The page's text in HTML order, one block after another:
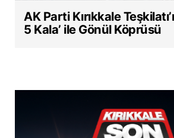
AK Parti Kırıkkale
5 Kala’ ile Gönül Köprüsü